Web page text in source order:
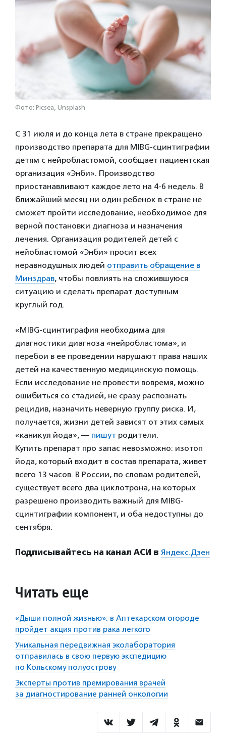
Фото: Picsea, Unsplash
С 31 июля и до конца лета в стране прекращено
производство препарата для MIBG-сцинтиграфии
детям с нейробластомой, сообщает пациентская
организация «Энби». Производство
приостанавливают каждое лето на 4-6 недель. В
ближайший месяц ни один ребенок в стране не
сможет пройти исследование, необходимое для
верной постановки диагноза и назначения
лечения. Организация родителей детей с
нейобластомой «Энби» просит всех
неравнодушных людей отправить обращение в
Минздрав, чтобы повлиять на сложившуюся
ситуацию и сделать препарат доступным
круглый год.
«MIBG-сцинтиграфия необходима для
диагностики диагноза «нейробластома», и
перебои в ее проведении нарушают права наших
детей на качественную медицинскую помощь.
Если исследование не провести вовремя, можно
ошибиться со стадией, не сразу распознать
рецидив, назначить неверную группу риска. И,
получается, жизни детей зависят от этих самых
«каникул йода», — пишут родители.
Купить препарат про запас невозможно: изотоп
йода, который входит в состав препарата, живет
всего 13 часов. В России, по словам родителей,
существует всего два циклотрона, на которых
разрешено производить важный для MIBG-
сцинтиграфии компонент, и оба недоступны до
сентября.
Подписывайтесь на канал АСИ в Яндекс.Дзен
Читать еще
«Дыши полной жизнью»: в Аптекарском огороде
пройдет акция против рака легкого
Уникальная передвижная эколаборатория
отправилась в свою первую экспедицию
по Кольскому полуострову
Эксперты против премирования врачей
за диагностирование ранней онкологии